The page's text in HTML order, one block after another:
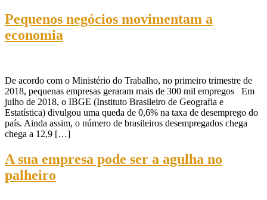
Pequenos negócios movimentam a
economia
De acordo com o Ministério do Trabalho, no primeiro trimestre de
2018, pequenas empresas geraram mais de 300 mil empregos Em
julho de 2018, o IBGE (Instituto Brasileiro de Geografia e
Estatística) divulgou uma queda de 0,6% na taxa de desemprego do
país. Ainda assim, o número de brasileiros desempregados chega
chega a 12,9 […]
A sua empresa pode ser a agulha no
palheiro